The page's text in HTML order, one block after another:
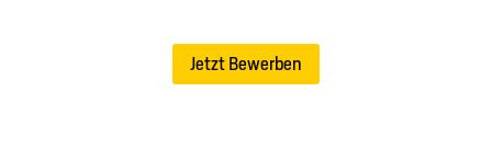
Jetzt Bewerben